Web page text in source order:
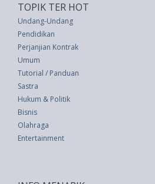
TOPIK TER HOT
Undang-Undang
Pendidikan
Perjanjian Kontrak
Umum
Tutorial / Panduan
Sastra
Hukum & Politik
Bisnis
Olahraga
Entertainment